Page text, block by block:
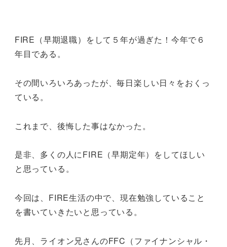
FIRE（早期退職）をして５年が過ぎた！今年で６
年目である。
その間いろいろあったが、毎日楽しい日々をおくっ
ている。
これまで、後悔した事はなかった。
是非、多くの人にFIRE（早期定年）をしてほしい
と思っている。
今回は、FIRE生活の中で、現在勉強していること
を書いていきたいと思っている。
先月、ライオン兄さんのFFC（ファイナンシャル・